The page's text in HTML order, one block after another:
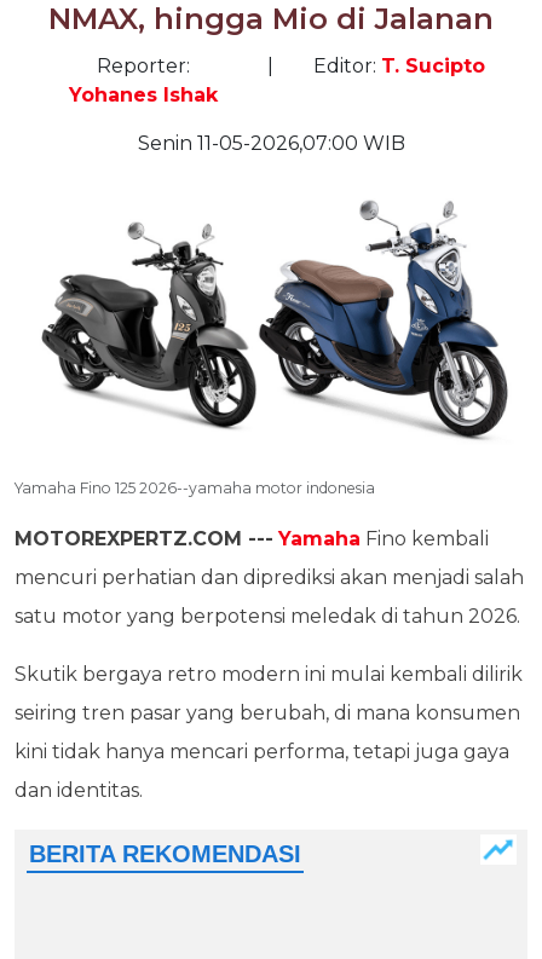
NMAX, hingga Mio di Jalanan
Reporter:
Yohanes Ishak
Editor: T. Sucipto
Senin 11-05-2026,07:00 WIB
Yamaha Fino 125 2026--yamaha motor indonesia
MOTOREXPERTZ.COM --- Yamaha Fino kembali
mencuri perhatian dan diprediksi akan menjadi salah
satu motor yang berpotensi meledak di tahun 2026.
Skutik bergaya retro modern ini mulai kembali dilirik
seiring tren pasar yang berubah, di mana konsumen
kini tidak hanya mencari performa, tetapi juga gaya
dan identitas.